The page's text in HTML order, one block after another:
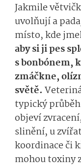
Jakmile
uvolňují a
místo, kde
aby si ji pes
s bonbónem,
zmáčkne,
světě.
typický
objeví
slinění, u
koordinace či
mohou toxiny